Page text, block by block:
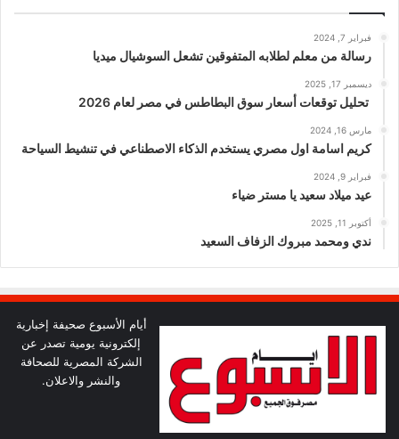
فبراير 7, 2024
رسالة من معلم لطلابه المتفوقين تشعل السوشيال ميديا
ديسمبر 17, 2025
تحليل توقعات أسعار سوق البطاطس في مصر لعام 2026
مارس 16, 2024
كريم اسامة اول مصري يستخدم الذكاء الاصطناعي في تنشيط السياحة
فبراير 9, 2024
عيد ميلاد سعيد يا مستر ضياء
أكتوبر 11, 2025
ندي ومحمد مبروك الزفاف السعيد
أيام الأسبوع صحيفة إخبارية
إلكترونية يومية تصدر عن
الشركة المصرية للصحافة
والنشر والاعلان.